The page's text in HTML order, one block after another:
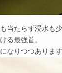
当たらず浸水も少
る最強首。
なりつつあります